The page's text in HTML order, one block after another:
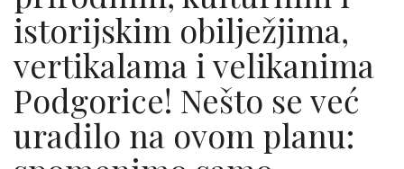
istorijskim obilježjima,
vertikalama i velikanima
Podgorice! Nešto se već
uradilo na ovom planu: